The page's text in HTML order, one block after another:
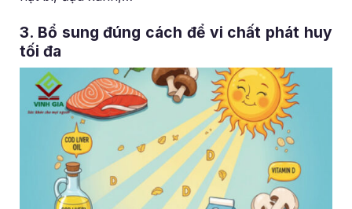
3. Bổ sung đúng cách để vi chất phát huy
tối đa